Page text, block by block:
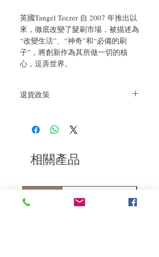
英國Tangel Teezer 自 2007 年推出以
來，徹底改變了髮刷市場，被描述為
“改變生活”、“神奇”和“必備的刷
子”，將創新作為其所做一切的核
心，逗弄世界。
退貨政策
到我們的產品後的前7天內通過電子郵件
相關產品
深層修復